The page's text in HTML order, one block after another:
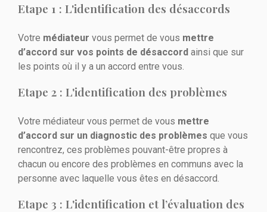
Etape 1 : L'identification des désaccords
Votre médiateur vous permet de vous mettre
d’accord sur vos points de désaccord ainsi que sur
les points où il y a un accord entre vous.
Etape 2 : L'identification des problèmes
Votre médiateur vous permet de vous mettre
d’accord sur un diagnostic des problèmes que vous
rencontrez, ces problèmes pouvant-être propres à
chacun ou encore des problèmes en communs avec la
personne avec laquelle vous êtes en désaccord.
Etape 3 : L'identification et l’évaluation des